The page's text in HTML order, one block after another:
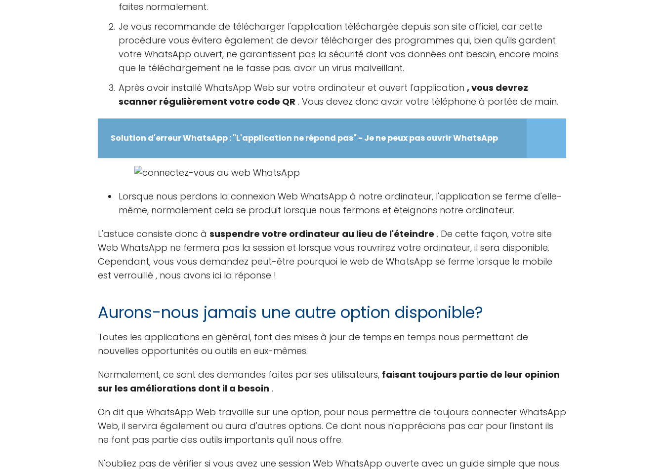
faites normalement.
Je vous recommande de télécharger l'application téléchargée depuis son site officiel, car cette
procédure vous évitera également de devoir télécharger des programmes qui, bien qu'ils gardent
votre WhatsApp ouvert, ne garantissent pas la sécurité dont vos données ont besoin, encore moins
que le téléchargement ne le fasse pas. avoir un virus malveillant.
Après avoir installé WhatsApp Web sur votre ordinateur et ouvert l'application , vous devrez
scanner régulièrement votre code QR . Vous devez donc avoir votre téléphone à portée de main.
Solution d'erreur WhatsApp : "L'application ne répond pas" - Je ne peux pas ouvrir WhatsApp
Lorsque nous perdons la connexion Web WhatsApp à notre ordinateur, l'application se ferme d'elle-
même, normalement cela se produit lorsque nous fermons et éteignons notre ordinateur.
L'astuce consiste donc à suspendre votre ordinateur au lieu de l'éteindre . De cette façon, votre site
Web WhatsApp ne fermera pas la session et lorsque vous rouvrirez votre ordinateur, il sera disponible.
Cependant, vous vous demandez peut-être pourquoi le web de WhatsApp se ferme lorsque le mobile
est verrouillé , nous avons ici la réponse !
Aurons-nous jamais une autre option disponible?
Toutes les applications en général, font des mises à jour de temps en temps nous permettant de
nouvelles opportunités ou outils en eux-mêmes.
Normalement, ce sont des demandes faites par ses utilisateurs, faisant toujours partie de leur opinion
sur les améliorations dont il a besoin .
On dit que WhatsApp Web travaille sur une option, pour nous permettre de toujours connecter WhatsApp
Web, il servira également ou aura d'autres options. Ce dont nous n'apprécions pas car pour l'instant ils
ne font pas partie des outils importants qu'il nous offre.
N'oubliez pas de vérifier si vous avez une session Web WhatsApp ouverte avec un guide simple que nous